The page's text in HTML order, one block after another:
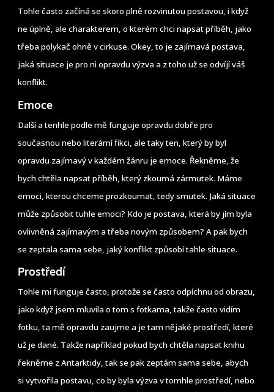
Tohle často začíná se skoro plně rozvinutou postavou, i když
ne úplně, ale charakterem, o kterém chci napsat příběh, jako
třeba polykač ohně v cirkuse. Okey, to je zajímavá postava,
jaká situace je pro ni opravdu výzva a z toho už se odvíjí váš
konflikt.
Emoce
Další a tenhle podle mě funguje opravdu dobře pro
současnou nebo literární fikci, ale taky ten, který by byl
opravdu zajímavý v každém žánru je emoce. Řekněme, že
bych chtěla napsat příběh, který zkoumá zármutek. Máme
emoci, kterou chceme prozkoumat, tedy smutek. Jaká situace
může způsobit tuhle emoci? Kdo je postava, která by jím byla
ovlivněná zajímavým a třeba novým způsobem? A pak bych
se zeptala sama sebe, jaký konflikt způsobí tahle situace.
Prostředí
Tohle mi funguje často, protože se často odpíchnu od obrazu,
jako když jsem mluvila o tom s fotkama, takže často vidím
fotku, ta mě opravdu zaujme a je tam nějaké prostředí, které
už je dané. Takže například pokud bych chtěla napsat knihu
řekněme z Antarktidy, tak se pak zeptám sama sebe, abych
si vytvořila postavu, co by byla výzva v tomhle prostředí, nebo